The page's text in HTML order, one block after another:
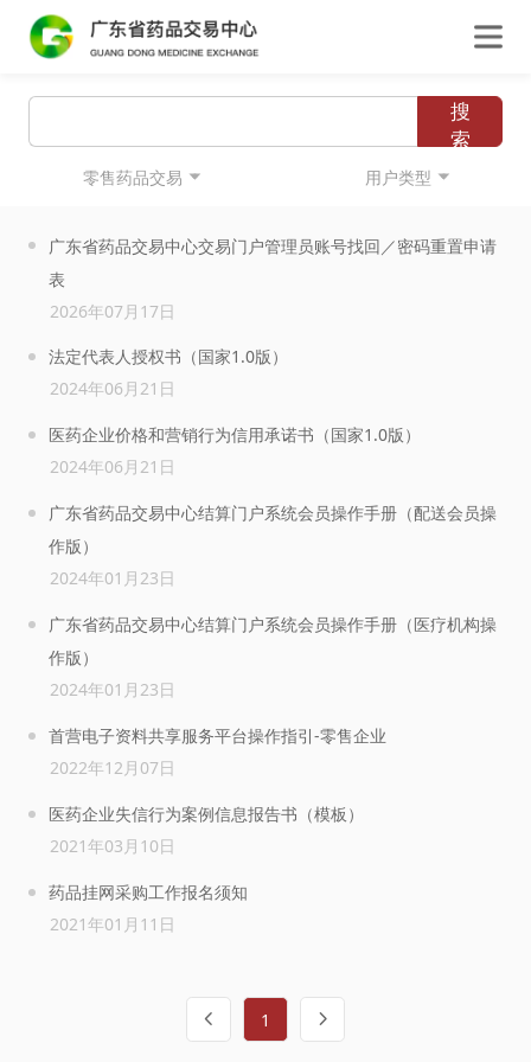
搜
索
零售药品交易 用户类型
广东省药品交易中心交易门户管理员账号找回／密码重置申请
表
2026年07月17日
法定代表人授权书（国家1.0版）
2024年06月21日
医药企业价格和营销行为信用承诺书（国家1.0版）
2024年06月21日
广东省药品交易中心结算门户系统会员操作手册（配送会员操
作版）
2024年01月23日
广东省药品交易中心结算门户系统会员操作手册（医疗机构操
作版）
2024年01月23日
首营电子资料共享服务平台操作指引-零售企业
2022年12月07日
医药企业失信行为案例信息报告书（模板）
2021年03月10日
药品挂网采购工作报名须知
2021年01月11日
1